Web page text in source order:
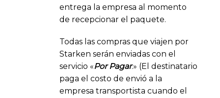
entrega la empresa al momento
de recepcionar el paquete.
Todas las compras que viajen por
Starken serán enviadas con el
servicio «Por Pagar.» (El destinatario
paga el costo de envió a la
empresa transportista cuando el